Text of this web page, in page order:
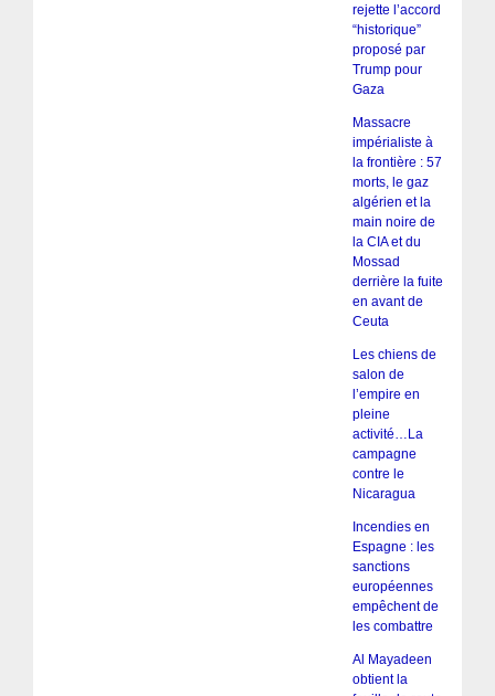
rejette l’accord
“historique”
proposé par
Trump pour
Gaza
Massacre
impérialiste à
la frontière : 57
morts, le gaz
algérien et la
main noire de
la CIA et du
Mossad
derrière la fuite
en avant de
Ceuta
Les chiens de
salon de
l’empire en
pleine
activité…La
campagne
contre le
Nicaragua
Incendies en
Espagne : les
sanctions
européennes
empêchent de
les combattre
Al Mayadeen
obtient la